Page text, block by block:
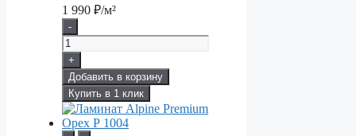
1 990 ₽/м²
-
+
Добавить в корзину
Купить в 1 клик